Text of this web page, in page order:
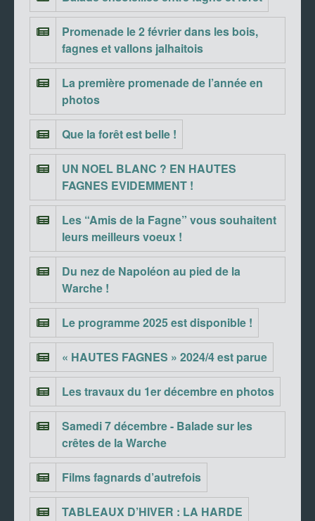
Promenade le 2 février dans les bois,
fagnes et vallons jalhaitois
La première promenade de l’année en
photos
Que la forêt est belle !
UN NOEL BLANC ? EN HAUTES
FAGNES EVIDEMMENT !
Les “Amis de la Fagne” vous souhaitent
leurs meilleurs voeux !
Du nez de Napoléon au pied de la
Warche !
Le programme 2025 est disponible !
« HAUTES FAGNES » 2024/4 est parue
Les travaux du 1er décembre en photos
Samedi 7 décembre - Balade sur les
crêtes de la Warche
Films fagnards d’autrefois
TABLEAUX D’HIVER : LA HARDE